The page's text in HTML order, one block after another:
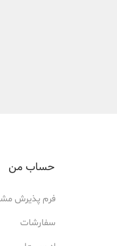
حساب من
فرم پذیرش
سفارشات